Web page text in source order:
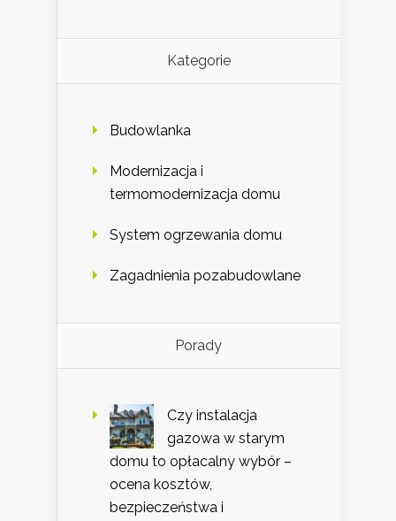
Kategorie
Budowlanka
Modernizacja i
termomodernizacja domu
System ogrzewania domu
Zagadnienia pozabudowlane
Porady
Czy instalacja
gazowa w starym
domu to opłacalny wybór –
ocena kosztów,
bezpieczeństwa i